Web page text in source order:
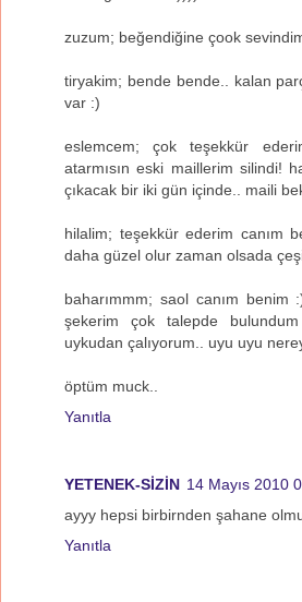
zuzum; beğendiğine çook
tiryakim; bende bende.. kalan
var :)
eslemcem; çok teşekkür
atarmısın eski maillerim silindi!
çıkacak bir iki gün içinde.. maili
hilalim; teşekkür ederim canım
daha güzel olur zaman olsada
baharımmm; saol canım benim
şekerim çok talepde
uykudan çalıyorum.. uyu uyu
öptüm muck..
Yanıtla
YETENEK-SİZİN 14 Mayıs 2010
ayyy hepsi birbirnden şahane
Yanıtla